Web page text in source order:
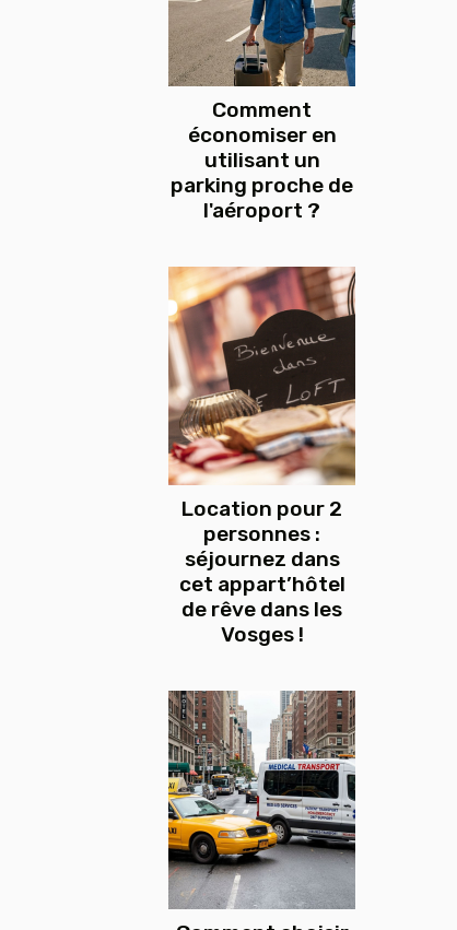
Comment
économiser en
utilisant un
parking proche de
l'aéroport ?
Location pour 2
personnes :
séjournez dans
cet appart’hôtel
de rêve dans les
Vosges !